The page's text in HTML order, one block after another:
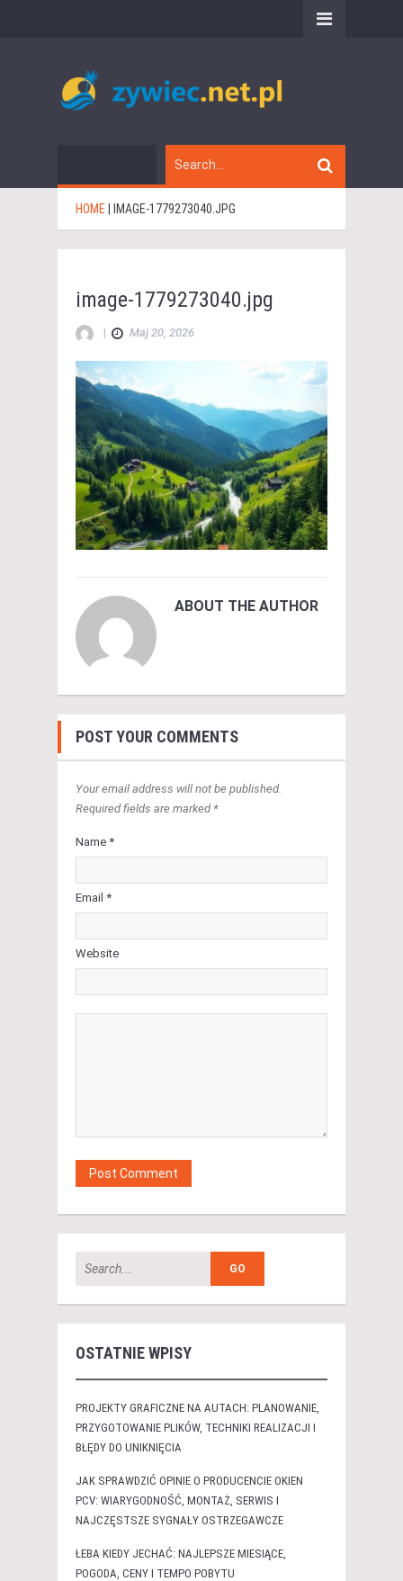
HOME IMAGE-1779273040.JPG
image-1779273040.jpg
| Maj 20, 2026
ABOUT THE AUTHOR
POST YOUR COMMENTS
Your email address will not be published.
Required fields are marked *
Name *
Email *
Website
OSTATNIE WPISY
PROJEKTY GRAFICZNE NA AUTACH: PLANOWANIE,
PRZYGOTOWANIE PLIKÓW, TECHNIKI REALIZACJI I
BŁĘDY DO UNIKNIĘCIA
JAK SPRAWDZIĆ OPINIE O PRODUCENCIE OKIEN
PCV: WIARYGODNOŚĆ, MONTAŻ, SERWIS I
NAJCZĘSTSZE SYGNAŁY OSTRZEGAWCZE
ŁEBA KIEDY JECHAĆ: NAJLEPSZE MIESIĄCE,
POGODA, CENY I TEMPO POBYTU